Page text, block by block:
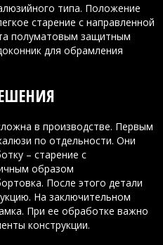
типа. Положение
старение с направленной
полуматовым защитным
для обрамления
в производстве. Первым
по отдельности. Они
– старение с
образом
После этого детали
На заключительном
При ее обработке важно
конструкции.